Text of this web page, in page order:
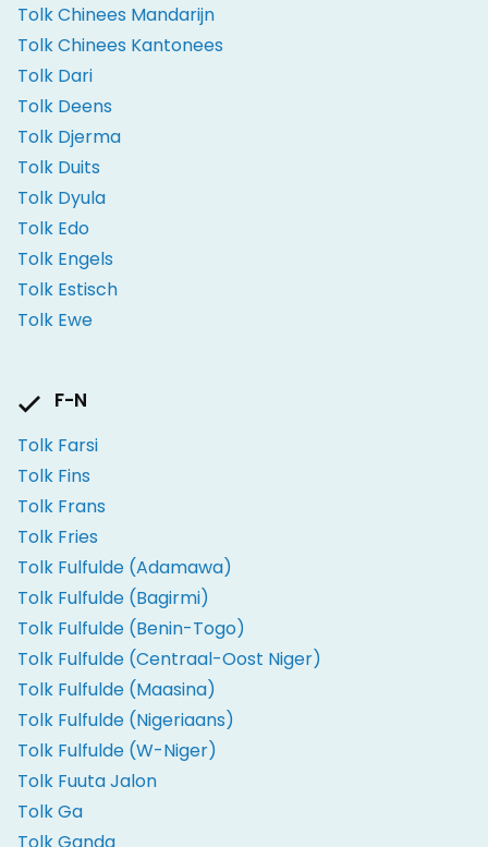
Tolk Chinees Mandarijn
Tolk Chinees Kantonees
Tolk Dari
Tolk Deens
Tolk Djerma
Tolk Duits
Tolk Dyula
Tolk Edo
Tolk Engels
Tolk Estisch
Tolk Ewe
F-N
Tolk Farsi
Tolk Fins
Tolk Frans
Tolk Fries
Tolk Fulfulde (Adamawa)
Tolk Fulfulde (Bagirmi)
Tolk Fulfulde (Benin-Togo)
Tolk Fulfulde (Centraal-Oost Niger)
Tolk Fulfulde (Maasina)
Tolk Fulfulde (Nigeriaans)
Tolk Fulfulde (W-Niger)
Tolk Fuuta Jalon
Tolk Ga
Tolk Ganda